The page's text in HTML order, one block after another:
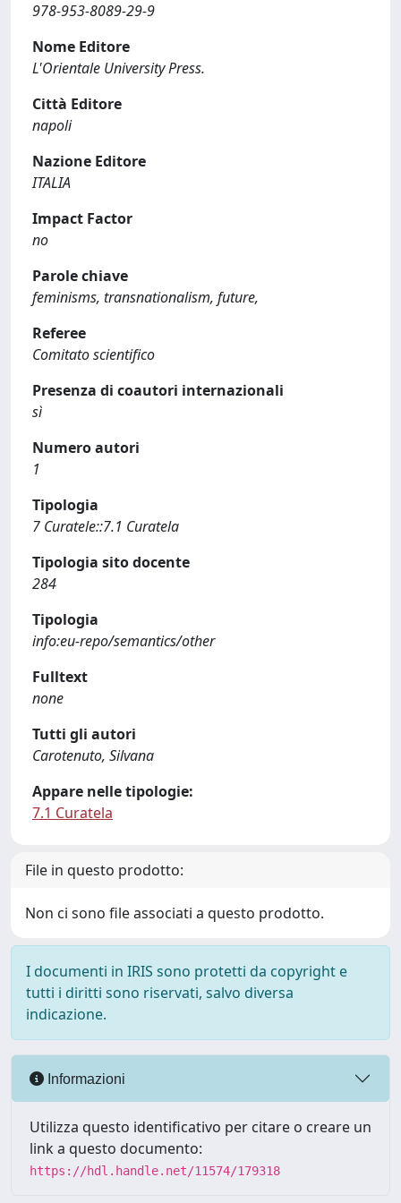
978-953-8089-29-9
Nome Editore
L'Orientale University Press.
Città Editore
napoli
Nazione Editore
ITALIA
Impact Factor
no
Parole chiave
feminisms, transnationalism, future,
Referee
Comitato scientifico
Presenza di coautori internazionali
sì
Numero autori
1
Tipologia
7 Curatele::7.1 Curatela
Tipologia sito docente
284
Tipologia
info:eu-repo/semantics/other
Fulltext
none
Tutti gli autori
Carotenuto, Silvana
Appare nelle tipologie:
7.1 Curatela
File in questo prodotto:
Non ci sono file associati a questo prodotto.
I documenti in IRIS sono protetti da copyright e
tutti i diritti sono riservati, salvo diversa
indicazione.
Informazioni
Utilizza questo identificativo per citare o creare un
link a questo documento:
https://hdl.handle.net/11574/179318